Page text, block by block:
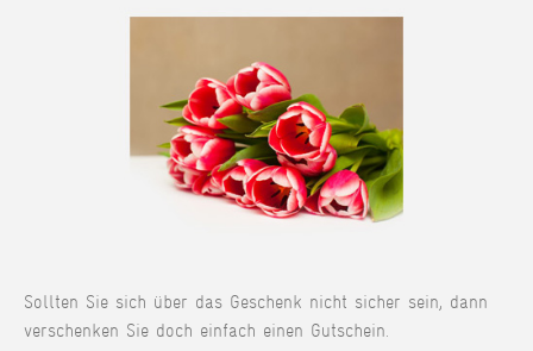
Sollten Sie sich über das Geschenk nicht sicher sein, dann
verschenken Sie doch einfach einen Gutschein.